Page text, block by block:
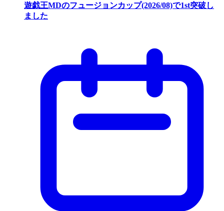
遊戯王MDのフュージョンカップ(2026/08)で1st突破し
ました